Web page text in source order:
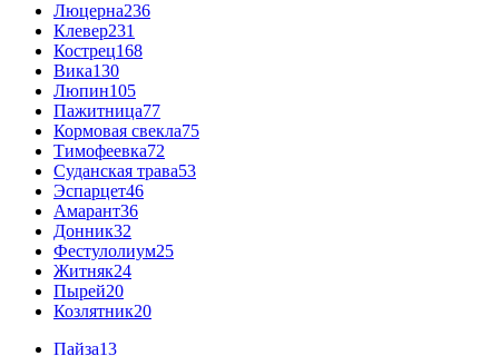
Люцерна236
Клевер231
Кострец168
Вика130
Люпин105
Пажитница77
Кормовая свекла75
Тимофеевка72
Суданская трава53
Эспарцет46
Амарант36
Донник32
Фестулолиум25
Житняк24
Пырей20
Козлятник20
Пайза13